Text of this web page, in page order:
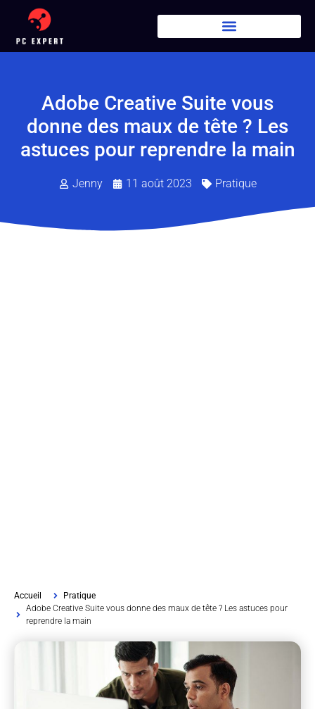
Adobe Creative Suite vous
donne des maux de tête ? Les
astuces pour reprendre la main
Jenny 11 août 2023 Pratique
Accueil
Pratique
Adobe Creative Suite vous donne des maux de tête ? Les astuces pour
reprendre la main